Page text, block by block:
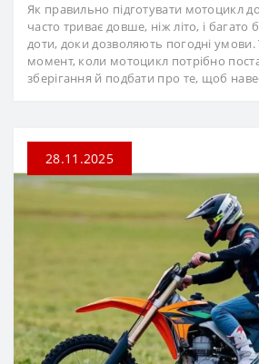
Як правильно підготувати мотоцикл
часто триває довше, ніж літо, і багато
доти, доки дозволяють погодні умови.
момент, коли мотоцикл потрібно
зберігання й подбати про те, щоб
28.11.2025